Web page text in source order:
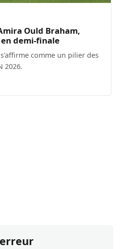
Ould Braham,
demi-finale
comme un pilier des
2026.